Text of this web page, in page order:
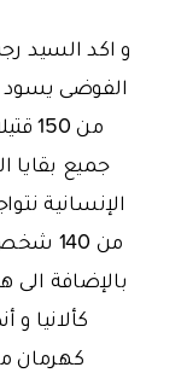
و اكد السيد
الفوضى
من
جميع بقايا
الإنسانية
من
بالإضافة الى
كألانيا و
كهرمان